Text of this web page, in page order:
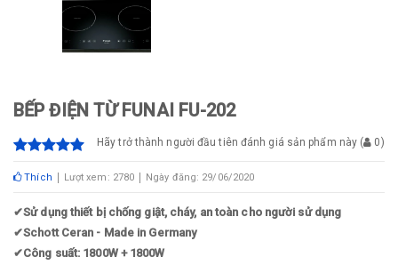
BẾP ĐIỆN TỪ FUNAI FU-202
Hãy trở thành người đầu tiên đánh giá sản phẩm này ( 0)
Thích Lượt xem: 2780 Ngày đăng: 29/06/2020
✔Sử dụng thiết bị chống giật, cháy, an toàn cho người sử dụng
✔Schott Ceran - Made in Germany
✔Công suất: 1800W + 1800W